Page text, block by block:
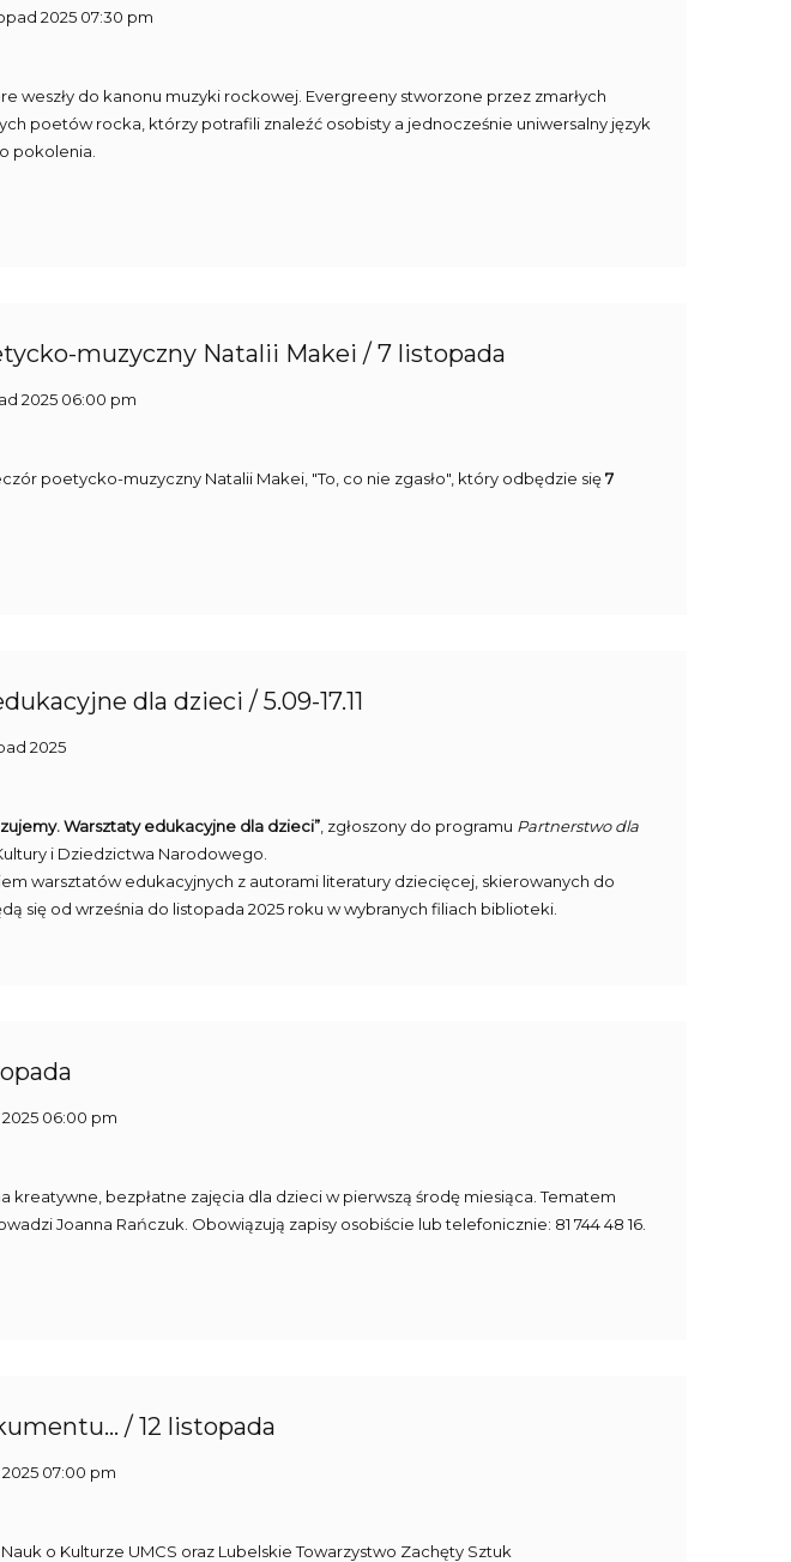
2025 07:30 pm
weszły do kanonu muzyki rockowej. Evergreeny stworzone przez zmarłych
poetów rocka, którzy potrafili znaleźć osobisty a jednocześnie uniwersalny język
pokolenia.
muzyczny Natalii Makei / 7 listopada
2025 06:00 pm
poetycko-muzyczny Natalii Makei, "To, co nie zgasło", który odbędzie się7
dla dzieci / 5.09-17.11
2025
Warsztaty edukacyjne dla dzieci” , zgłoszony do programu Partnerstwo dla
i Dziedzictwa Narodowego.
warsztatów edukacyjnych z autorami literatury dziecięcej, skierowanych do
się od września do listopada 2025 roku w wybranych filiach biblioteki.
06:00 pm
kreatywne, bezpłatne zajęcia dla dzieci w pierwszą środę miesiąca. Tematem
Joanna Rańczuk. Obowiązują zapisy osobiście lub telefonicznie: 81 744 48 16.
/ 12 listopada
07:00 pm
o Kulturze UMCS oraz Lubelskie Towarzystwo Zachęty Sztuk